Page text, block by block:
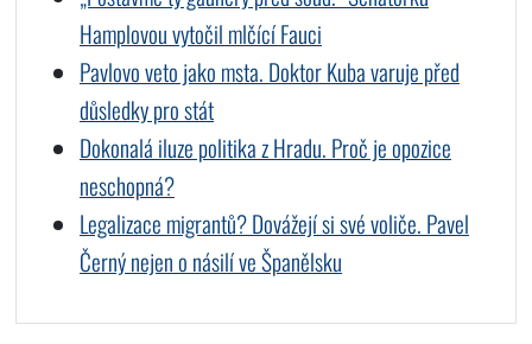
Hamplovou vytočil mlčící Fauci
Pavlovo veto jako msta. Doktor Kuba varuje před
důsledky pro stát
Dokonalá iluze politika z Hradu. Proč je opozice
neschopná?
Legalizace migrantů? Dovážejí si své voliče. Pavel
Černý nejen o násilí ve Španělsku